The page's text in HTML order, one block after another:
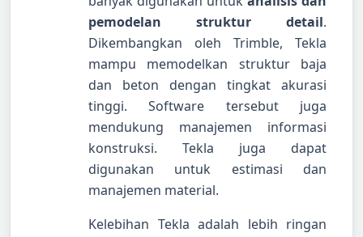
pemodelan struktur detail.
Dikembangkan oleh Trimble, Tekla
mampu memodelkan struktur baja
dan beton dengan tingkat akurasi
tinggi. Software tersebut juga
mendukung manajemen informasi
konstruksi. Tekla juga dapat
digunakan untuk estimasi dan
manajemen material.
Kelebihan Tekla adalah lebih ringan